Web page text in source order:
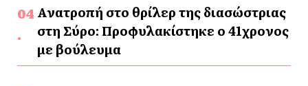
Ανατροπή στο θρίλερ της διασώστριας
στη Σύρο: Προφυλακίστηκε ο 41χρονος
με βούλευμα